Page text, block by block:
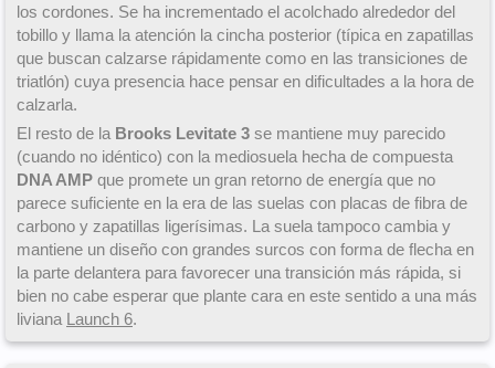
los cordones. Se ha incrementado el acolchado alrededor del
tobillo y llama la atención la cincha posterior (típica en zapatillas
que buscan calzarse rápidamente como en las transiciones de
triatlón) cuya presencia hace pensar en dificultades a la hora de
calzarla.
El resto de la Brooks Levitate 3 se mantiene muy parecido
(cuando no idéntico) con la mediosuela hecha de compuesta
DNA AMP que promete un gran retorno de energía que no
parece suficiente en la era de las suelas con placas de fibra de
carbono y zapatillas ligerísimas. La suela tampoco cambia y
mantiene un diseño con grandes surcos con forma de flecha en
la parte delantera para favorecer una transición más rápida, si
bien no cabe esperar que plante cara en este sentido a una más
liviana Launch 6.